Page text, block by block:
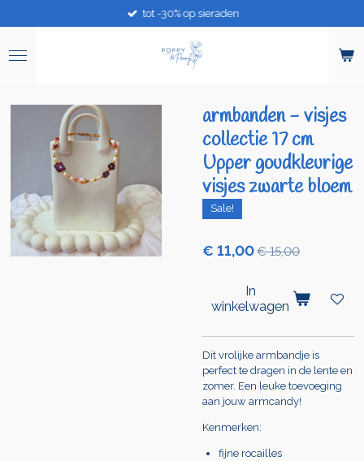
direct
de
tot -30% op sieraden
armbanden - visjes
collectie 17 cm
Upper goudkleurige
visjes zwarte bloem
Sale!
€ 11,00€ 15,00
In
winkelwagen
Dit vrolijke armbandje is
perfect te dragen in de lente en
zomer. Een leuke toevoeging
aan jouw armcandy!
Kenmerken:
fijne rocailles